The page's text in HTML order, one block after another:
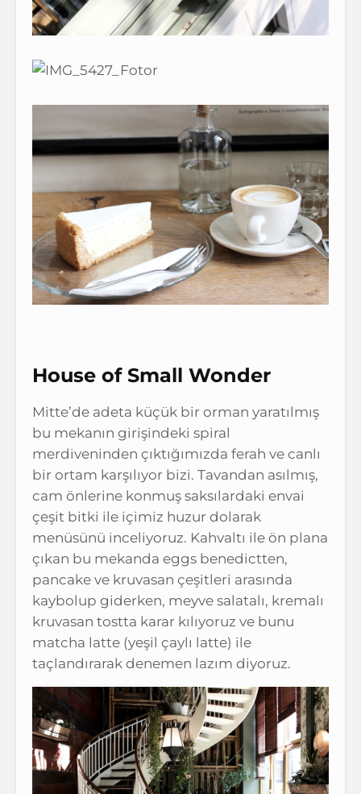
House of Small Wonder
Mitte’de adeta küçük bir orman yaratılmış
bu mekanın girişindeki spiral
merdiveninden çıktığımızda ferah ve canlı
bir ortam karşılıyor bizi. Tavandan asılmış,
cam önlerine konmuş saksılardaki envai
çeşit bitki ile içimiz huzur dolarak
menüsünü inceliyoruz. Kahvaltı ile ön plana
çıkan bu mekanda eggs benedictten,
pancake ve kruvasan çeşitleri arasında
kaybolup giderken, meyve salatalı, kremalı
kruvasan tostta karar kılıyoruz ve bunu
matcha latte (yeşil çaylı latte) ile
taçlandırarak denemen lazım diyoruz.